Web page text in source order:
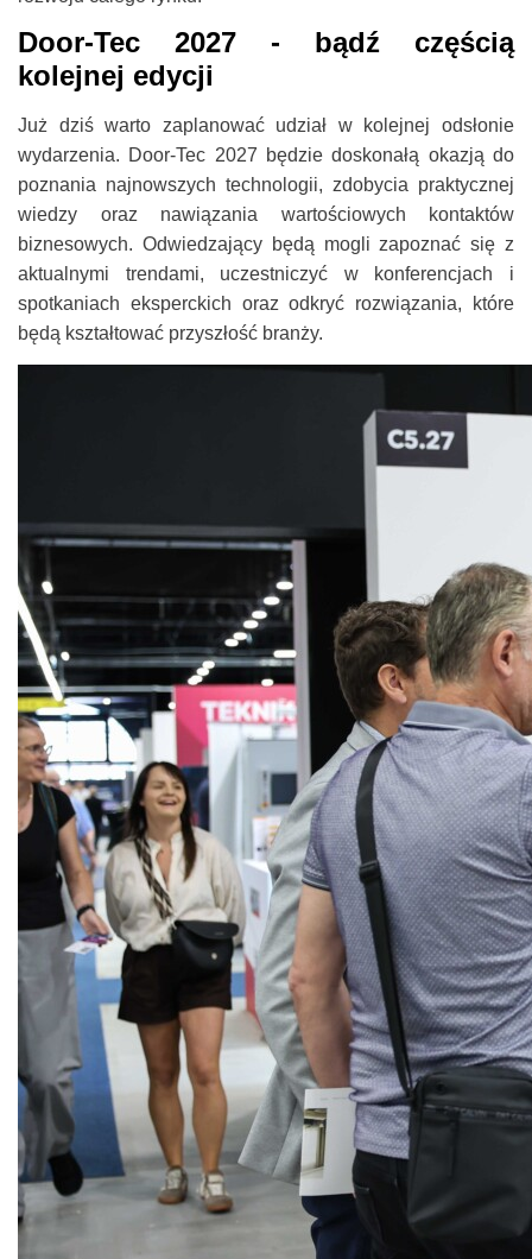
Door-Tec 2027 - bądź częścią
kolejnej edycji
Już dziś warto zaplanować udział w kolejnej odsłonie
wydarzenia. Door-Tec 2027 będzie doskonałą okazją do
poznania najnowszych technologii, zdobycia praktycznej
wiedzy oraz nawiązania wartościowych kontaktów
biznesowych. Odwiedzający będą mogli zapoznać się z
aktualnymi trendami, uczestniczyć w konferencjach i
spotkaniach eksperckich oraz odkryć rozwiązania, które
będą kształtować przyszłość branży.